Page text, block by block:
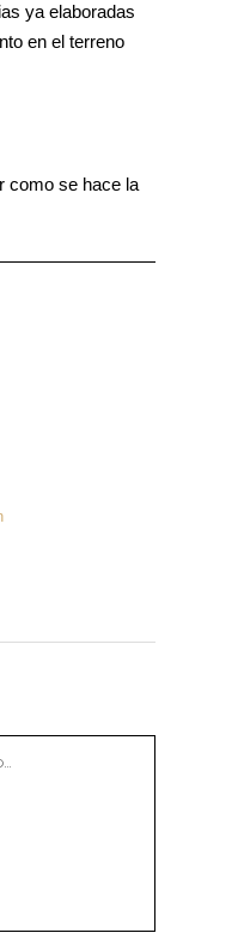
ya elaboradas
en el terreno
como se hace la